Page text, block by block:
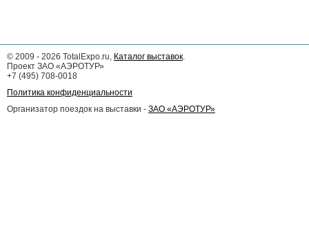
© 2009 - 2026 TotalExpo.ru, Каталог выставок.
Проект ЗАО «АЭРОТУР»
+7 (495) 708-0018
Политика конфиденциальности
Организатор поездок на выставки - ЗАО «АЭРОТУР»